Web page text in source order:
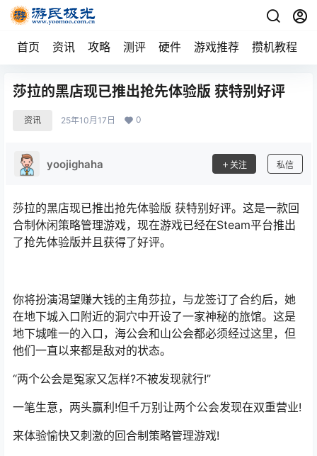
首页 资讯 攻略 测评 硬件 游戏推荐 攒机教程
莎拉的黑店现已推出抢先体验版 获特别好评
资讯 25年10月17日 0
yoojighaha 关注 私信
莎拉的黑店现已推出抢先体验版 获特别好评。这是一款回
合制休闲策略管理游戏，现在游戏已经在Steam平台推出
了抢先体验版并且获得了好评。
你将扮演渴望赚大钱的主角莎拉，与龙签订了合约后，她
在地下城入口附近的洞穴中开设了一家神秘的旅馆。这是
地下城唯一的入口，海公会和山公会都必须经过这里，但
他们一直以来都是敌对的状态。
“两个公会是冤家又怎样?不被发现就行!”
一笔生意，两头赢利!但千万别让两个公会发现在双重营业!
来体验愉快又刺激的回合制策略管理游戏!